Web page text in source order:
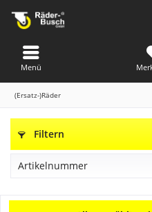
Menü
(Ersatz-)Räder
Filtern